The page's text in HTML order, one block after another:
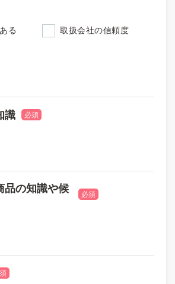
る 取扱会社の信頼度
識 必須
品の知識や候
必須